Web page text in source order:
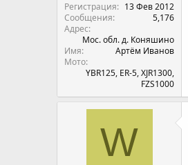
Регистрация
13 Фев 2012
Сообщения
5,176
Адрес
Мос. обл. д. Коняшино
Имя
Артём Иванов
Мото
YBR125, ER-5, XJR1300,
FZS1000
W